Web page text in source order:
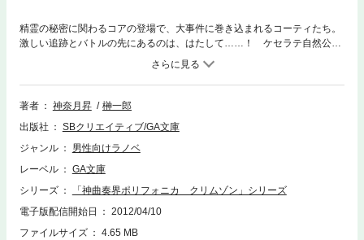
精霊の秘密に関わるコアの登場で、大事件に巻き込まれるコーティたち。
激しい追跡とバトルの先にあるのは、はたして……！ ケセラテ自然公園
につきまとう“地下遺跡”の噂。オミテックからの依頼で公園を訪れたフォ
ロンを迎えたのは、今まさに発掘されつつある遺跡と、そこに埋まってい
る『コア』と、コーティカルテのつぶやき。－トルバスが『神曲の都』と
して栄えたのには、理由がある－ 本来なら、事務所の晴れがましい仕事
つ事務所の面々。晴れやかなムードの中、すべては順調に進むはず、だっ
た。だがなぞめいたコーティのセリフを裏付けるように、『天国変』と
トルのなかでコーティの身体に異変が……！？ 絶好調シリーズ第三弾！
著者 神奈月昇
榊一郎
出版社
SBクリエイティブ/GA文庫
ジャンル
男性向けラノベ
レーベル
GA文庫
シリーズ
「神曲奏界ポリフォニカ クリムゾン」シリーズ
電子版配信開始日
2012/04/10
ファイルサイズ
4.65 MB